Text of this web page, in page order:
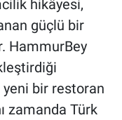
hikâyesi,
güçlü bir
HammurBey
yeni bir restoran
zamanda Türk